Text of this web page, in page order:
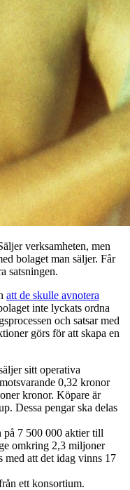
verksamheten, men
bolaget man säljer. Får
satsningen.
att de skulle avnotera
inte lyckats ordna
och satsar med
görs för att skapa en
sitt operativa
0,32 kronor
kronor. Köpare är
Dessa pengar ska delas
7 500 000 aktier till
omkring 2,3 miljoner
med att det idag vinns 17
ett konsortium.